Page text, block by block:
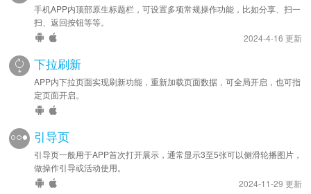
手机APP内顶部原生标题栏，可设置多项常规操作功能，比如分享、扫一
扫、返回按钮等等。
2024-4-16 更新
下拉刷新
APP内下拉页面实现刷新功能，重新加载页面数据，可全局开启，也可指
定页面开启。
引导页
引导页一般用于APP首次打开展示，通常显示3至5张可以侧滑轮播图片，
做操作引导或活动使用。
2024-11-29 更新